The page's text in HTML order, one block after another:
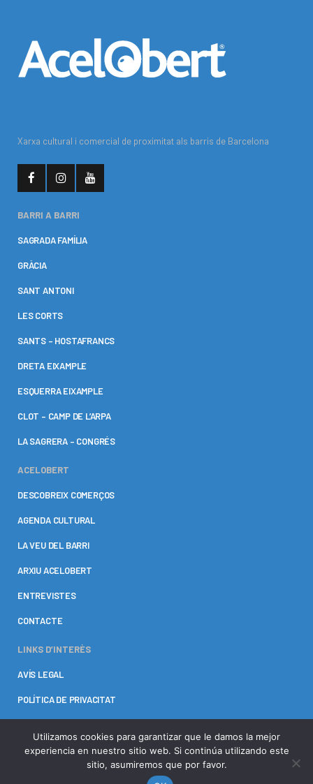
Xarxa cultural i comercial de proximitat als barris de Barcelona
BARRI A BARRI
SAGRADA FAMÍLIA
GRÀCIA
SANT ANTONI
LES CORTS
SANTS – HOSTAFRANCS
DRETA EIXAMPLE
ESQUERRA EIXAMPLE
CLOT – CAMP DE L’ARPA
LA SAGRERA – CONGRÉS
ACELOBERT
DESCOBREIX COMERÇOS
AGENDA CULTURAL
LA VEU DEL BARRI
ARXIU ACELOBERT
ENTREVISTES
CONTACTE
LINKS D’INTERÈS
AVÍS LEGAL
POLÍTICA DE PRIVACITAT
Utilizamos cookies para garantizar que le damos la mejor
experiencia en nuestro sitio web. Si continúa utilizando este
sitio, asumiremos que por favor.